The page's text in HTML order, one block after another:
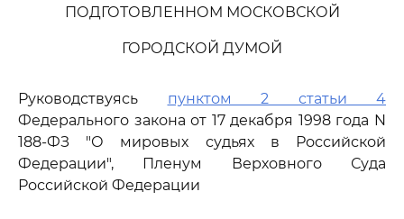
ПОДГОТОВЛЕННОМ МОСКОВСКОЙ
ГОРОДСКОЙ ДУМОЙ
Руководствуясь пунктом 2 статьи 4
Федерального закона от 17 декабря 1998 года N
188-ФЗ "О мировых судьях в Российской
Федерации", Пленум Верховного Суда
Российской Федерации